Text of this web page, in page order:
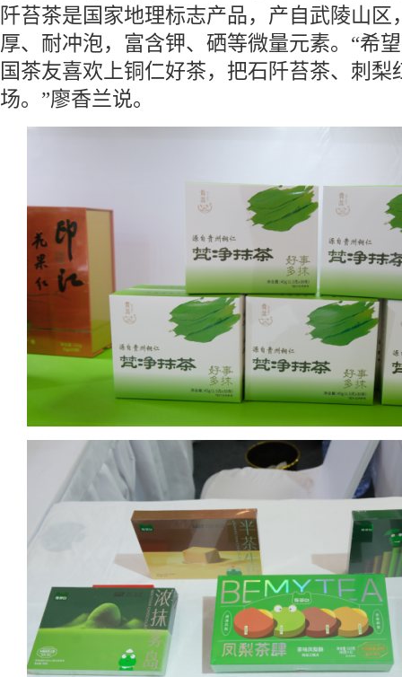
阡苔茶是国家地理标志产品，产自武陵山区
厚、耐冲泡，富含钾、硒等微量元素。“希
国茶友喜欢上铜仁好茶，把石阡苔茶、刺梨
场。”廖香兰说。